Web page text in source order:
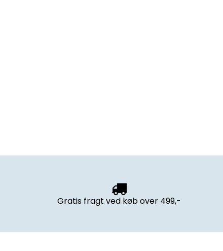
Gratis fragt ved køb over 499,-